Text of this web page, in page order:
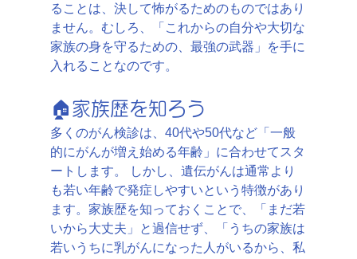
ることは、決して怖がるためのものではあり
ません。むしろ、「これからの自分や大切な
家族の身を守るための、最強の武器」を手に
入れることなのです。
🏠家族歴を知ろう
多くのがん検診は、40代や50代など「一般
的にがんが増え始める年齢」に合わせてスタ
ートします。 しかし、遺伝がんは通常より
も若い年齢で発症しやすいという特徴があり
ます。家族歴を知っておくことで、「まだ若
いから大丈夫」と過信せず、「うちの家族は
若いうちに乳がんになった人がいるから、私